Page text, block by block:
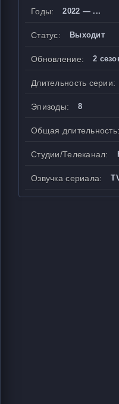
Годы: 2022 — ...
Статус: Выходит
Обновление: 2
Длительность серии:
Эпизоды: 8
Общая длительность:
Студии/Телеканал:
Озвучка сериала: